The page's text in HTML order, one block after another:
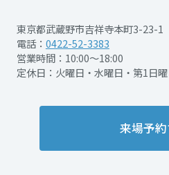
中古住宅検索
スムストック検索
社宅建築
医療・介護・子育て・障がい
これから土地活用・賃
土地活用の基礎から長期安定経営を
ホテル・旅館リフォーム
事業用売買
ミサワリフォーム
ご相談窓口
お客様センター
ミサワホームグループ
IR情報
東京都武蔵野市吉祥寺本町3-23-1
電話： 0422-52-3383
営業時間：10:00～18:00
定休日：火曜日・水曜日・第1日
来場予
山形県
福島県
関東
2026年4
年9月27